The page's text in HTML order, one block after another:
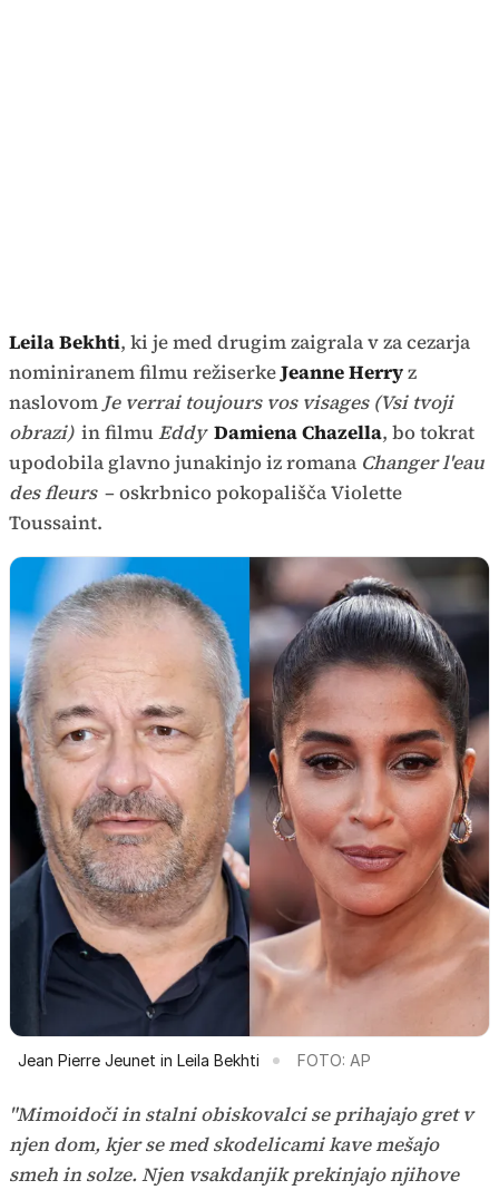
Leila Bekhti, ki je med drugim zaigrala v za cezarja
nominiranem filmu režiserkeJeanne Herryz
naslovomJe verrai toujours vos visages (Vsi tvoji
obrazi) in filmuEddy Damiena Chazella, bo tokrat
upodobila glavno junakinjo iz romana Changer l'eau
des fleurs – oskrbnico pokopališča Violette
Toussaint.
Jean Pierre Jeunet in Leila Bekhti FOTO: AP
"Mimoidoči in stalni obiskovalci se prihajajo gret v
njen dom, kjer se med skodelicami kave mešajo
smeh in solze. Njen vsakdanjik prekinjajo njihove